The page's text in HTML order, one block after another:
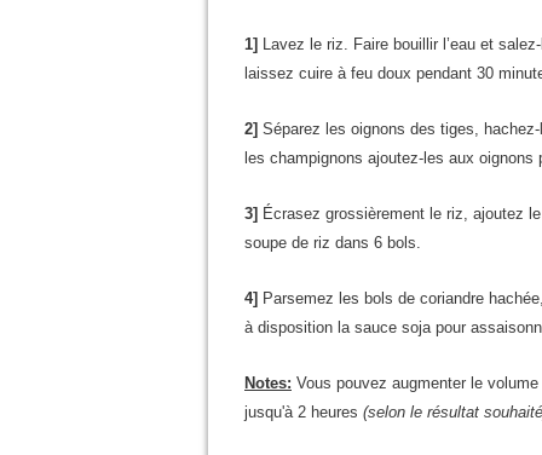
1] Lavez le riz. Faire bouillir l’eau et
laissez cuire à feu doux pendant 30
2] Séparez les oignons des tiges,
les champignons ajoutez-les aux oignons
3] Écrasez grossièrement le riz, ajoutez
soupe de riz dans 6 bols.
4] Parsemez les bols de coriandre
à disposition la sauce soja pour
Notes: Vous pouvez augmenter le
jusqu'à 2 heures (selon le résultat